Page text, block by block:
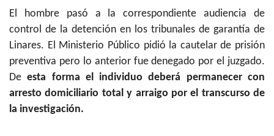
El hombre pasó a la correspondiente audiencia de
control de la detención en los tribunales de garantía de
Linares. El Ministerio Público pidió la cautelar de prisión
preventiva pero lo anterior fue denegado por el juzgado.
Deesta forma el individuo deberá permanecer con
arresto domiciliario total y arraigo por el transcurso de
la investigación.